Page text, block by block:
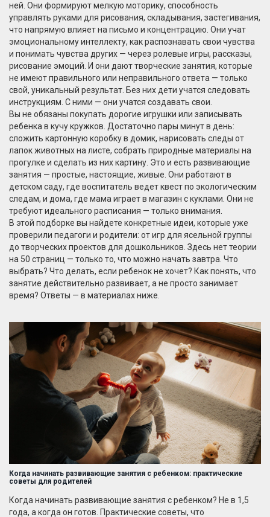
ней. Они формируютмелкую моторику, способность
управлять руками для рисования, складывания, застегивания,
что напрямую влияет на письмо и концентрацию . Они учат
эмоциональному интеллекту, как распознавать свои чувства
и понимать чувства других — через ролевые игры, рассказы,
рисование эмоций . И они даюттворческие занятия, которые
не имеют правильного или неправильного ответа — только
свой, уникальный результат . Без них дети учатся следовать
инструкциям. С ними — они учатся создавать свои.
Вы не обязаны покупать дорогие игрушки или записывать
ребенка в кучу кружков. Достаточно пары минут в день:
сложить картонную коробку в домик, нарисовать следы от
лапок животных на листе, собрать природные материалы на
прогулке и сделать из них картину. Это и есть развивающие
занятия — простые, настоящие, живые. Они работают в
детском саду, где воспитатель ведет квест по экологическим
следам, и дома, где мама играет в магазин с куклами. Они не
требуют идеального расписания — только внимания.
В этой подборке вы найдете конкретные идеи, которые уже
проверили педагоги и родители: от игр для ясельной группы
до творческих проектов для дошкольников. Здесь нет теории
на 50 страниц — только то, что можно начать завтра. Что
выбрать? Что делать, если ребенок не хочет? Как понять, что
занятие действительно развивает, а не просто занимает
время? Ответы — в материалах ниже.
Когда начинать развивающие занятия с ребенком: практические
советы для родителей
Когда начинать развивающие занятия с ребенком? Не в 1,5
года, а когда он готов. Практические советы, что